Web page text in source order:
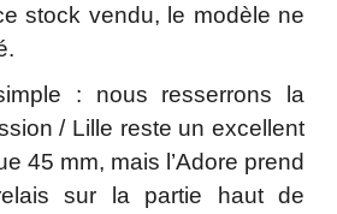
stock vendu, le modèle ne
: nous resserrons la
/ Lille reste un excellent
45 mm, mais l’Adore prend
sur la partie haut de